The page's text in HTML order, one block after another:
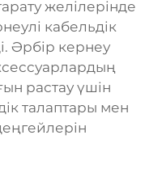
желілерінде
кабельдік
Әрбір кернеу
растау үшін
талаптары мен